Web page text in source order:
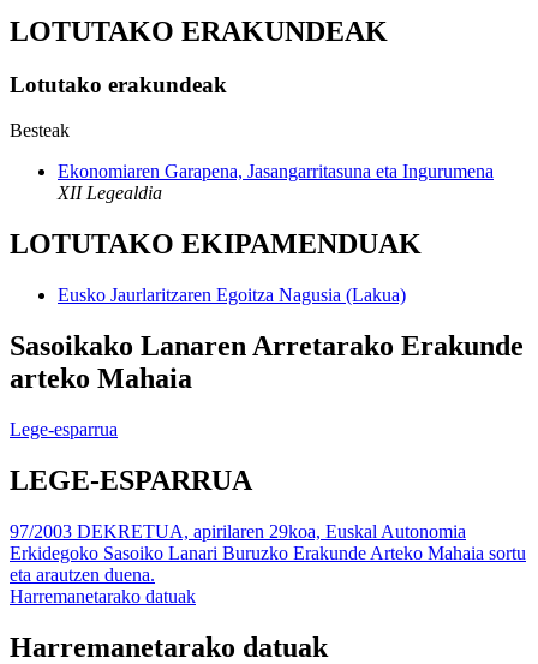
LOTUTAKO ERAKUNDEAK
Lotutako erakundeak
Besteak
Ekonomiaren Garapena, Jasangarritasuna eta Ingurumena
XII Legealdia
LOTUTAKO EKIPAMENDUAK
Eusko Jaurlaritzaren Egoitza Nagusia (Lakua)
Sasoikako Lanaren Arretarako Erakunde
arteko Mahaia
Lege-esparrua
LEGE-ESPARRUA
97/2003 DEKRETUA, apirilaren 29koa, Euskal Autonomia
Erkidegoko Sasoiko Lanari Buruzko Erakunde Arteko Mahaia sortu
eta arautzen duena.
Harremanetarako datuak
Harremanetarako datuak